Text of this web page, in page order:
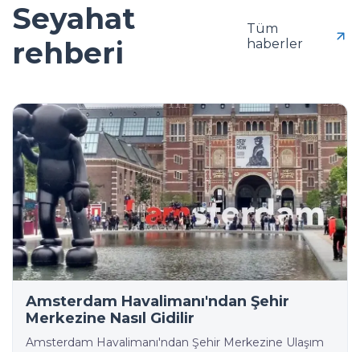
Seyahat
rehberi
Tüm
haberler
Amsterdam Havalimanı'ndan Şehir
Merkezine Nasıl Gidilir
Amsterdam Havalimanı'ndan Şehir Merkezine Ulaşım